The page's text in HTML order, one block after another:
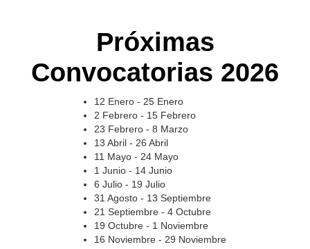
Próximas
Convocatorias 2026
12 Enero - 25 Enero
2 Febrero - 15 Febrero
23 Febrero - 8 Marzo
13 Abril - 26 Abril
11 Mayo - 24 Mayo
1 Junio - 14 Junio
6 Julio - 19 Julio
31 Agosto - 13 Septiembre
21 Septiembre - 4 Octubre
19 Octubre - 1 Noviembre
16 Noviembre - 29 Noviembre